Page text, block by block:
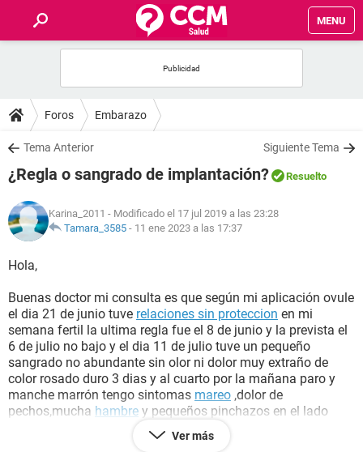
MENU
FOROS
SALUD
FAMILIA
NUTRICIÓN
BIENESTAR
SEXUALIDAD
GLOSARIO
Foros Embarazo
Tema Anterior Siguiente Tema
¿Regla o sangrado de implantación? Resuelto
Karina_2011 - Modificado el 17 jul 2019 a las 23:28
Tamara_3585 - 11 ene 2023 a las 17:37
Hola,
Buenas doctor mi consulta es que según mi aplicación ovule
el dia 21 de junio tuve relaciones sin proteccion en mi
semana fertil la ultima regla fue el 8 de junio y la prevista el
6 de julio no bajo y el dia 11 de julio tuve un pequeño
sangrado no abundante sin olor ni dolor muy extraño de
color rosado duro 3 dias y al cuarto por la mañana paro y
manche marrón tengo sintomas mareo ,dolor de
pechos,mucha hambre y pequeños pinchazos en el lado
izquierdo bajo me he hecho 3 pruebas hoy 17 de julio es la
tercera y negativos no se que hacer hay esperar mas para
Ver más